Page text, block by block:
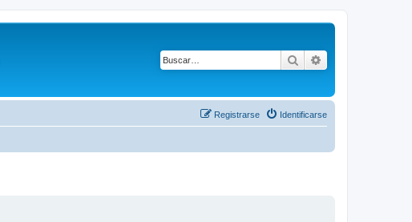
Buscar
Identificarse
Registrarse